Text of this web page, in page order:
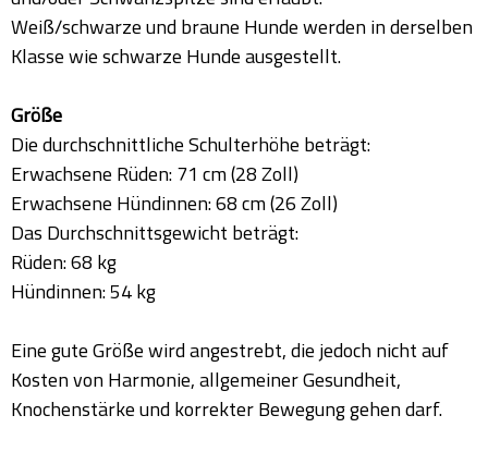
Weiß/schwarze und braune Hunde werden in derselben
Klasse wie schwarze Hunde ausgestellt.
Größe
Die durchschnittliche Schulterhöhe beträgt:
Erwachsene Rüden: 71 cm (28 Zoll)
Erwachsene Hündinnen: 68 cm (26 Zoll)
Das Durchschnittsgewicht beträgt:
Rüden: 68 kg
Hündinnen: 54 kg
Eine gute Größe wird angestrebt, die jedoch nicht auf
Kosten von Harmonie, allgemeiner Gesundheit,
Knochenstärke und korrekter Bewegung gehen darf.